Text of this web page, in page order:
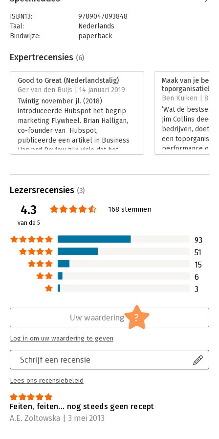
selectief.
7. Ze werken gestaag en volhardend, zonder revolutionaire
doorbraken.
ISBN13:
9789047093848
Taal:
Nederlands
Bindwijze:
paperback
Uitgever:
Business Contact
Verschijningsdatum:
15-1-2016
Hoofdrubriek:
Organisatiekunde
Jongbloed:
Ondernemingsrecht
Expertrecensies (6)
Good to Great (Nederlandstalig)
Ger van den Buijs | 14 januari 2019
Twintig november jl. (2018)
introduceerde Hubspot het begrip
marketing Flywheel. Brian Halligan,
co-founder van Hubspot,
publiceerde een artikel in Business
Harvard Review zijn visie dat het
op de bron van het begrip Flywheel
introduceerde dit begrip al in 2001 in
dit boek Good to Great.
Maak van je
toporganisatie!
Ben Kuiken | 8
‘Wat de
Jim Collins deed
bedrijven, doet
een
performance
Lezersrecensies (3)
4.3
van de 5
168 stemmen
93
51
15
6
3
Schrijf een recensie
Lees ons recensiebeleid
Uw waardering ?
Log in om uw waardering te geven
Feiten, feiten... nog steeds geen recept
A.E. Zoltowska | 3 mei 2013